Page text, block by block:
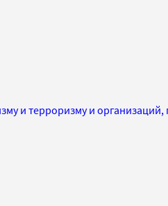
и терроризму и